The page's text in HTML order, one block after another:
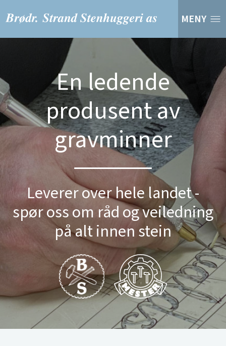
MENY
En ledende
produsent av
gravminner
Leverer over hele landet -
spør oss om råd og veiledning
på alt innen stein